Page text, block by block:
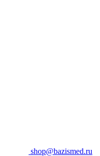
shop@bazismed.ru